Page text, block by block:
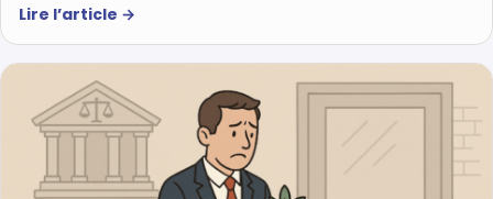
Lire l’article →